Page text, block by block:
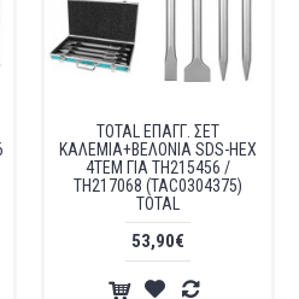
TOTAL ΕΠΑΓΓ. ΣΕΤ
ΚΑΛΕΜΙΑ+ΒΕΛΟΝΙΑ SDS-HEX
4ΤΕΜ ΓΙΑ TH215456 /
TH217068 (TAC0304375)
TOTAL
53,90€